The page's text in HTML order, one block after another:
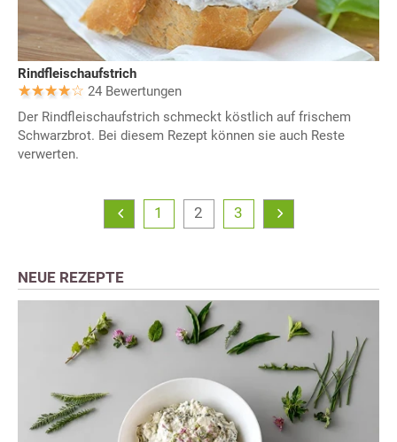
Rindfleischaufstrich
24 Bewertungen
Der Rindfleischaufstrich schmeckt köstlich auf frischem
Schwarzbrot. Bei diesem Rezept können sie auch Reste
verwerten.
1 2 3
NEUE REZEPTE